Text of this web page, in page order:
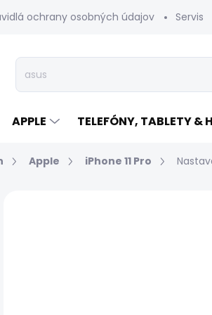
ochrany osobných údajov Servis
APPLE TELEFÓNY, TABLETY &
Apple iPhone 11 Pro